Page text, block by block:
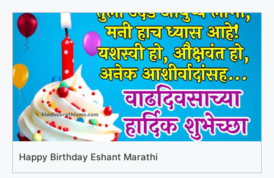
Happy Birthday Eshant Marathi